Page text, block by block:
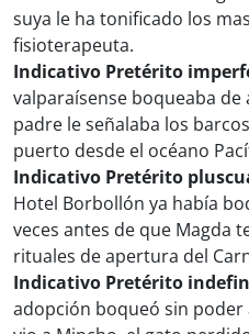
suya le ha tonificado los
fisioterapeuta.
Indicativo Pretérito
valparaísense boqueaba
padre le señalaba los
puerto desde el océano
Indicativo Pretérito
Hotel Borbollón ya había
veces antes de que Magda
rituales de apertura del
Indicativo Pretérito
adopción boqueó sin